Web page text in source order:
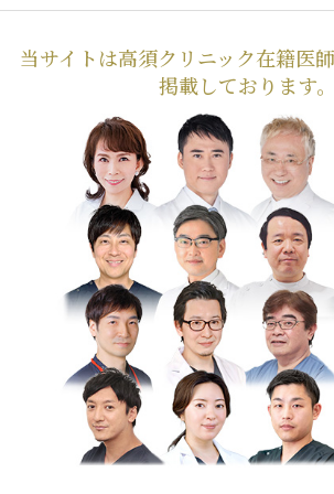
当サイトは高須クリニック在籍医
掲載しております。